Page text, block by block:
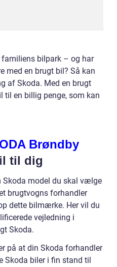
bilpark – og har
med en brugt bil? Så kan
af Skoda. Med en brugt
til en billig penge, som kan
Brøndby
til dig
Skoda model du skal vælge
brugtvogns forhandler
dette bilmærke. Her vil du
vejledning i
Skoda.
på at din Skoda forhandler
Skoda biler i fin stand til